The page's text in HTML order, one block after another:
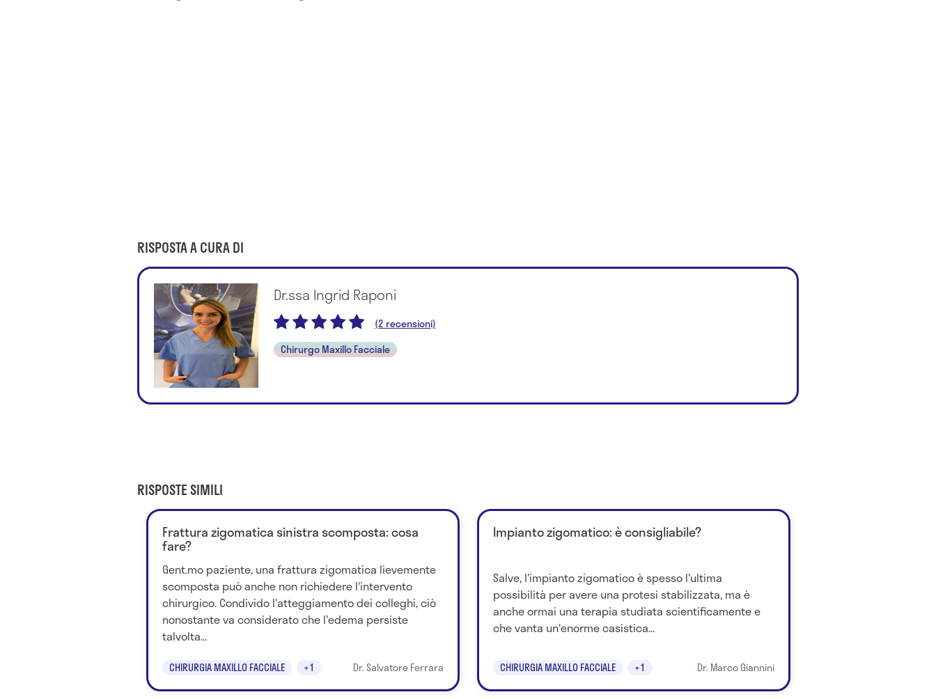
RISPOSTA A CURA DI
Dr.ssa Ingrid Raponi
(2 recensioni)
Chirurgo Maxillo Facciale
RISPOSTE SIMILI
Frattura zigomatica sinistra scomposta: cosa
fare?
Gent.mo paziente, una frattura zigomatica lievemente
scomposta può anche non richiedere l'intervento
chirurgico. Condivido l'atteggiamento dei colleghi, ciò
nonostante va considerato che l'edema persiste
talvolta...
CHIRURGIA MAXILLO FACCIALE +1 Dr. Salvatore Ferrara
Impianto zigomatico: è consigliabile?
Salve, l'impianto zigomatico è spesso l'ultima
possibilità per avere una protesi stabilizzata, ma è
anche ormai una terapia studiata scientificamente e
che vanta un'enorme casistica...
CHIRURGIA MAXILLO FACCIALE +1 Dr. Marco Giannini